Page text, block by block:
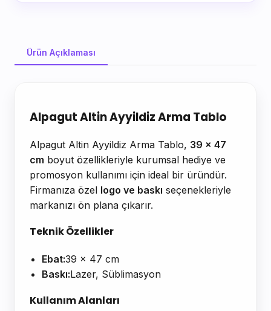
Ürün Açıklaması
Alpagut Altin Ayyildiz Arma Tablo
Alpagut Altin Ayyildiz Arma Tablo, 39 x 47
cm boyut özellikleriyle kurumsal hediye ve
promosyon kullanımı için ideal bir üründür.
Firmanıza özel logo ve baskı seçenekleriyle
markanızı ön plana çıkarır.
Teknik Özellikler
Ebat:39 x 47 cm
Baskı:Lazer, Süblimasyon
Kullanım Alanları